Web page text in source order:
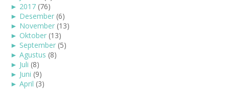
► 2017 (76)
► Desember (6)
► November (13)
► Oktober (13)
► September (5)
► Agustus (8)
► Juli (8)
► Juni (9)
► April (3)